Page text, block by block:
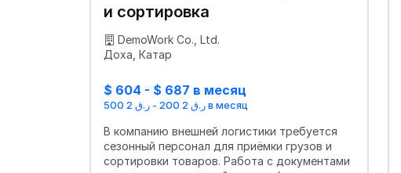
и сортировка
DemoWork Co., Ltd.
Доха, Катар
$ 604 - $ 687 в месяц
ر.ق 2 200 - ر.ق 2 500 в месяц
В компанию внешней логистики требуется
сезонный персонал для приёмки грузов и
сортировки товаров. Работа с документами